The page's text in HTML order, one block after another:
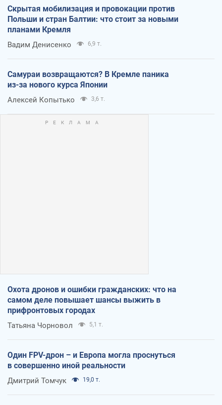
Скрытая мобилизация и провокации против
Польши и стран Балтии: что стоит за новыми
планами Кремля
Вадим Денисенко 6,9 т.
Самураи возвращаются? В Кремле паника
из-за нового курса Японии
Алексей Копытько 3,6 т.
Охота дронов и ошибки гражданских: что на
самом деле повышает шансы выжить в
прифронтовых городах
Татьяна Чорновол 5,1 т.
Один FPV-дрон – и Европа могла проснуться
в совершенно иной реальности
Дмитрий Томчук 19,0 т.